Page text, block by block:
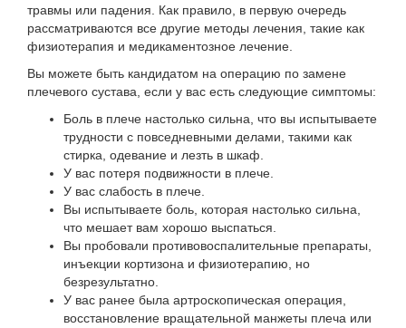
травмы или падения. Как правило, в первую очередь
рассматриваются все другие методы лечения, такие как
физиотерапия и медикаментозное лечение.
Вы можете быть кандидатом на операцию по замене
плечевого сустава, если у вас есть следующие симптомы:
Боль в плече настолько сильна, что вы испытываете
трудности с повседневными делами, такими как
стирка, одевание и лезть в шкаф.
У вас потеря подвижности в плече.
У вас слабость в плече.
Вы испытываете боль, которая настолько сильна,
что мешает вам хорошо выспаться.
Вы пробовали противовоспалительные препараты,
инъекции кортизона и физиотерапию, но
безрезультатно.
У вас ранее была артроскопическая операция,
восстановление вращательной манжеты плеча или